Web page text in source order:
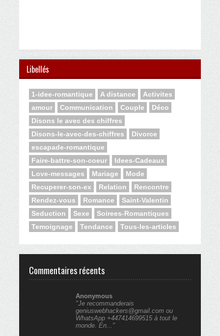
Libellés
1-idee-romantique A distance
Activites
amour
Communication Couple
Déco
Disons le avec des chiffres
Disons-le-avec-des-chiffres
Divorce
escapade-romantique
Faire-battre-son-coeur
Idees-Cadeaux
Love-messages
Mariage
Mode
Recuperer-son-ex
Relation
Rencontre
Rendez-vous
Romance
Saint-Valentin
Seduction
Sexe
Soirees-Romantiques
Temoignage
Tendance Tous-les-articles
Commentaires récents
Anonymous
"Je recommanderais
geniuswebhackers@gmail.com ou
WhatsApp +447414699515 à tout le
monde. En..."